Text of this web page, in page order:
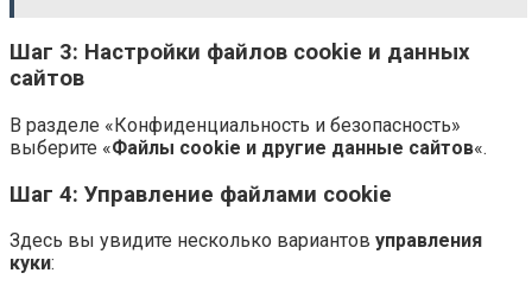
Шаг 3: Настройки файлов cookie и данных
сайтов
В разделе «Конфиденциальность и безопасность»
выберите «Файлы cookie и другие данные сайтов«.
Шаг 4: Управление файлами cookie
Здесь вы увидите несколько вариантов управления
куки: